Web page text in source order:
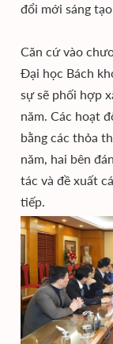
đổi mới sáng
Căn cứ vào
Đại học Bách
sự sẽ phối hợp
năm. Các hoạt
bằng các thỏa
năm, hai bên
tác và đề xuất
tiếp.